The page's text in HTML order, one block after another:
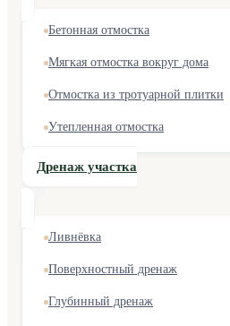
Бетонная отмостка
Мягкая отмостка вокруг дома
Отмостка из тротуарной плитки
Утепленная отмостка
Дренаж участка
Ливнёвка
Поверхностный дренаж
Глубинный дренаж